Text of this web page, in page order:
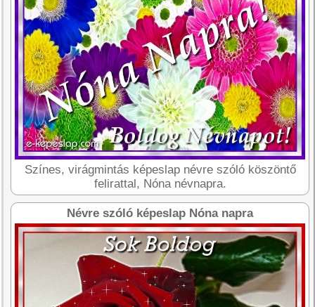
Színes, virágmintás képeslap névre szóló köszöntő
felirattal, Nóna névnapra.
Névre szóló képeslap Nóna napra